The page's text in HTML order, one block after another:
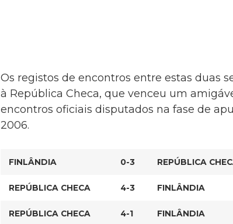
Os registos de encontros entre estas duas
à República Checa, que venceu um
encontros oficiais disputados na fase de
2006.
FINLÂNDIA 0-3 REPÚBLICA
REPÚBLICA CHECA 4-3 FINLÂNDIA
REPÚBLICA CHECA 4-1 FINLÂNDIA